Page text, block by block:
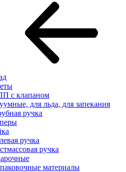
с клапаном
для льда, для запекания
ручка
ручка
ручка
материалы